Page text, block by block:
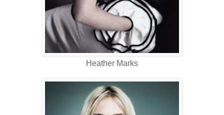
Heather Marks